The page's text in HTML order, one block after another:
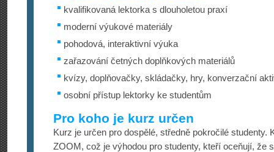
kvalifikovaná lektorka s dlouholetou praxí
moderní výukové materiály
pohodová, interaktivní výuka
zařazování četných doplňkových materiálů
kvízy, doplňovačky, skládačky, hry, konverzační
osobní přístup lektorky ke studentům
Pro koho je kurz určen
Kurz je určen pro dospělé, středně pokročilé studenty.
ZOOM, což je výhodou pro studenty, kteří oceňují, že